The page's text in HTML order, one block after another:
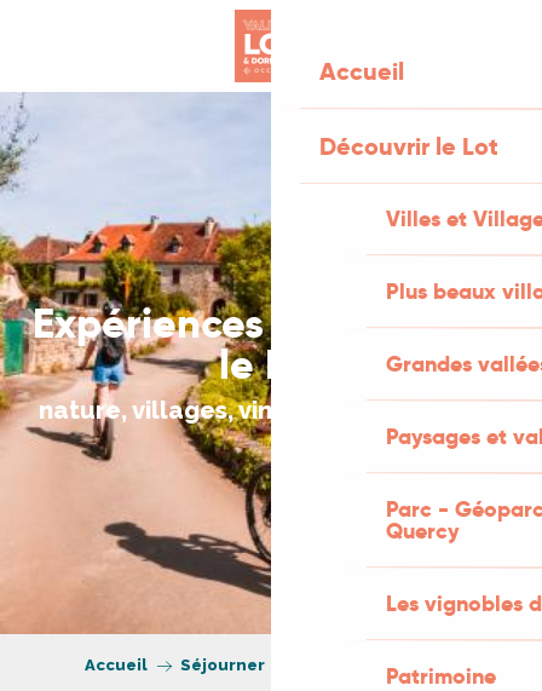
principal
Accueil
Découvrir le Lot
Villes et
Plus beaux
Grandes
Paysages et
Parc -
Quercy
Les vignobles
Patrimoine
Expériences à vivre dans
le Lot
nature, villages, vin & micro-aventures
Accueil Séjourner Expériences à vivre